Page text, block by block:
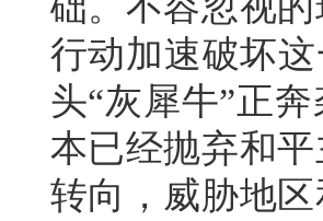
行动加速破坏
头“灰犀牛”正
本已经抛弃和
转向，威胁地